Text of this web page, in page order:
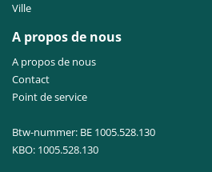
Ville
A propos de nous
A propos de nous
Contact
Point de service
Btw-nummer: BE 1005.528.130
KBO: 1005.528.130